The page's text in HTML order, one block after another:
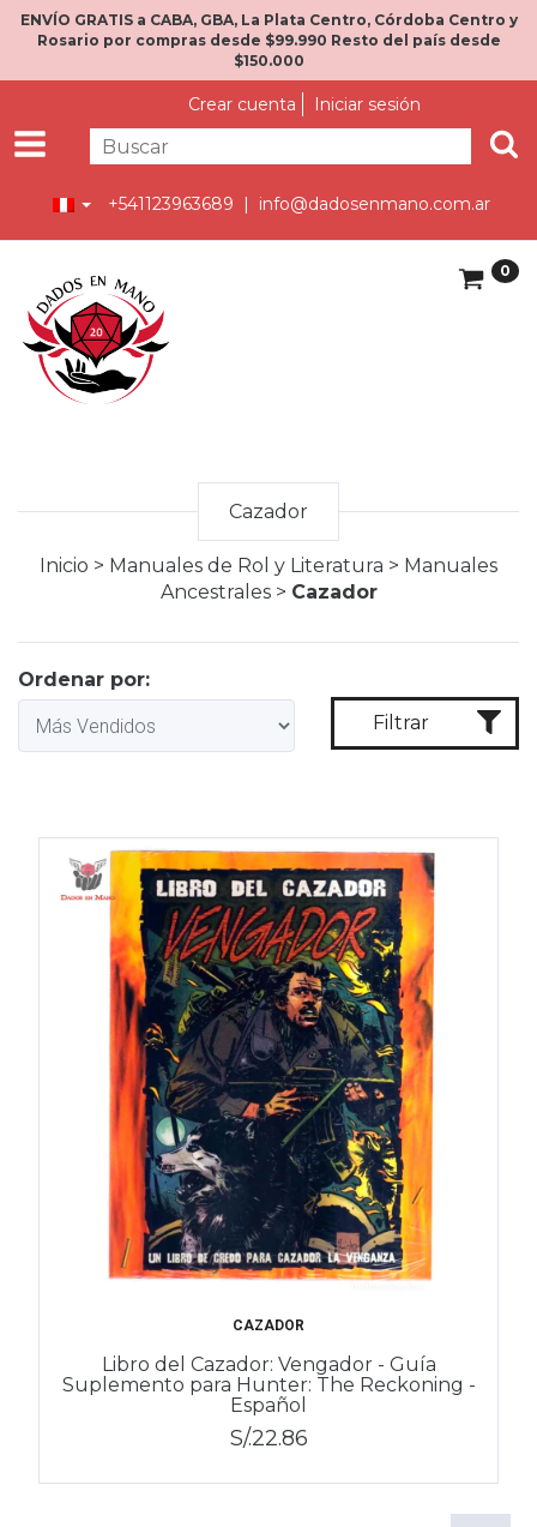
ENVÍO GRATIS a CABA, GBA, La Plata Centro, Córdoba Centro y
Rosario por compras desde $99.990 Resto del país desde
$150.000
Crear cuenta Iniciar sesión
+541123963689 | info@dadosenmano.com.ar
0
Cazador
Inicio > Manuales de Rol y Literatura > Manuales
Ancestrales > Cazador
Ordenar por:
Filtrar
CAZADOR
Libro del Cazador: Vengador - Guía
Suplemento para Hunter: The Reckoning -
Español
S/.22.86